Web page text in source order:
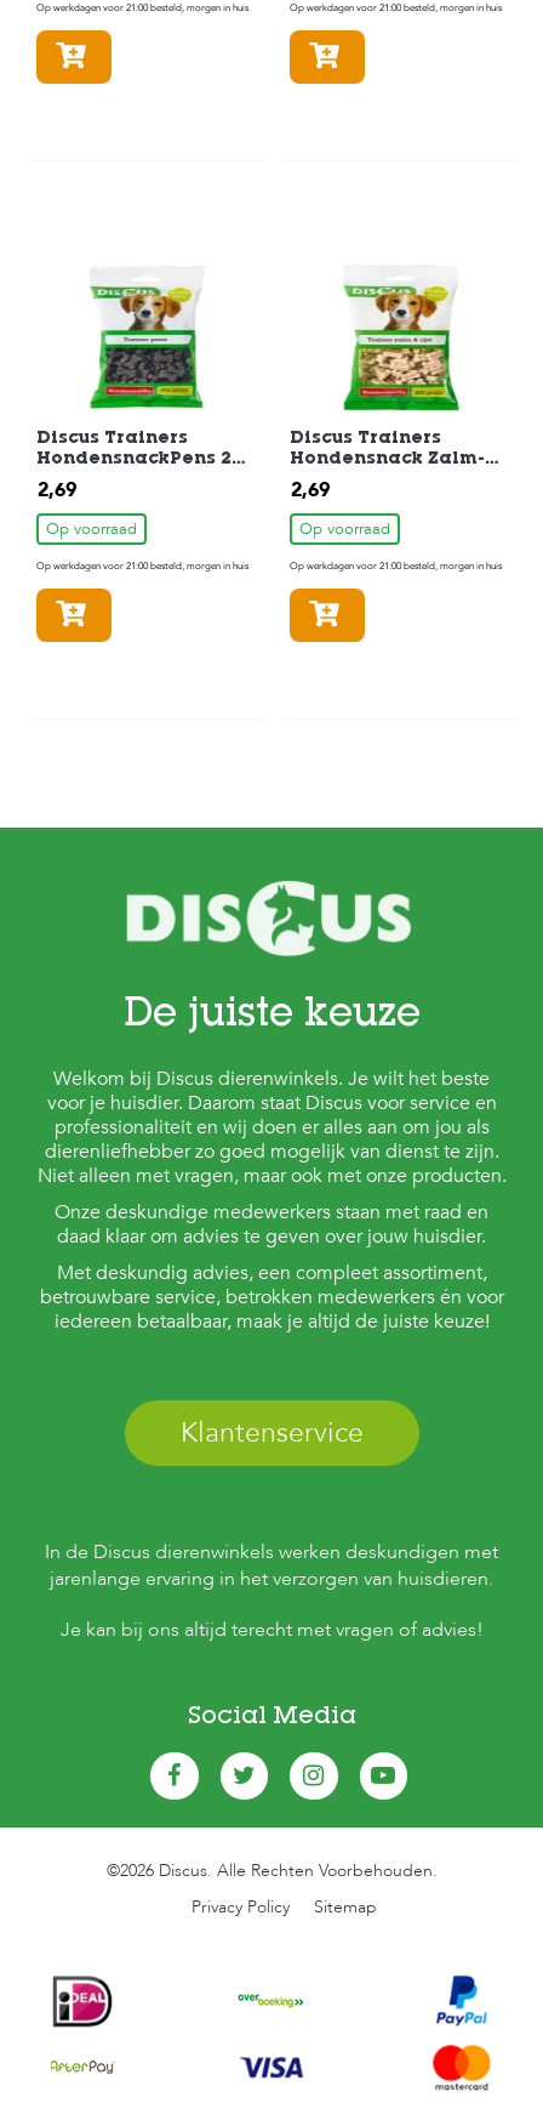
Op werkdagen voor 21:00 besteld, morgen in huis Op werkdagen voor 21:00 besteld, morgen in huis
Discus Trainers
HondensnackPens 200
gram
2,69
Op voorraad
Op werkdagen voor 21:00 besteld, morgen in huis
Discus Trainers
Hondensnack Zalm-
en-Rijst 200 gram
2,69
Op voorraad
Op werkdagen voor 21:00 besteld, morgen in huis
De juiste keuze
Welkom bij Discus dierenwinkels. Je wilt het beste
voor je huisdier. Daarom staat Discus voor service en
professionaliteit en wij doen er alles aan om jou als
dierenliefhebber zo goed mogelijk van dienst te zijn.
Niet alleen met vragen, maar ook met onze producten.
Onze deskundige medewerkers staan met raad en
daad klaar om advies te geven over jouw huisdier.
Met deskundig advies, een compleet assortiment,
betrouwbare service, betrokken medewerkers én voor
iedereen betaalbaar, maak je altijd de juiste keuze!
Klantenservice
In de Discus dierenwinkels werken deskundigen met
jarenlange ervaring in het verzorgen van huisdieren.
Je kan bij ons altijd terecht met vragen of advies!
Social Media
©2026 Discus. Alle Rechten Voorbehouden.
Privacy Policy
Sitemap